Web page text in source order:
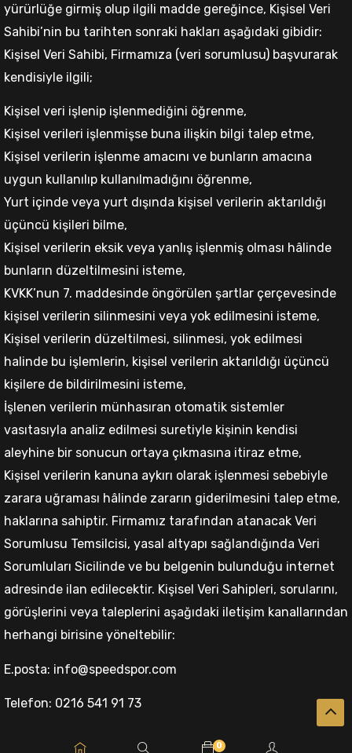
yürürlüğe girmiş olup ilgili madde gereğince, Kişisel Veri
Sahibi’nin bu tarihten sonraki hakları aşağıdaki gibidir:
Kişisel Veri Sahibi, Firmamıza (veri sorumlusu) başvurarak
kendisiyle ilgili;
Kişisel veri işlenip işlenmediğini öğrenme,
Kişisel verileri işlenmişse buna ilişkin bilgi talep etme,
Kişisel verilerin işlenme amacını ve bunların amacına
uygun kullanılıp kullanılmadığını öğrenme,
Yurt içinde veya yurt dışında kişisel verilerin aktarıldığı
üçüncü kişileri bilme,
Kişisel verilerin eksik veya yanlış işlenmiş olması hâlinde
bunların düzeltilmesini isteme,
KVKK’nun 7. maddesinde öngörülen şartlar çerçevesinde
kişisel verilerin silinmesini veya yok edilmesini isteme,
Kişisel verilerin düzeltilmesi, silinmesi, yok edilmesi
halinde bu işlemlerin, kişisel verilerin aktarıldığı üçüncü
kişilere de bildirilmesini isteme,
İşlenen verilerin münhasıran otomatik sistemler
vasıtasıyla analiz edilmesi suretiyle kişinin kendisi
aleyhine bir sonucun ortaya çıkmasına itiraz etme,
Kişisel verilerin kanuna aykırı olarak işlenmesi sebebiyle
zarara uğraması hâlinde zararın giderilmesini talep etme,
haklarına sahiptir. Firmamız tarafından atanacak Veri
Sorumlusu Temsilcisi, yasal altyapı sağlandığında Veri
Sorumluları Sicilinde ve bu belgenin bulunduğu internet
adresinde ilan edilecektir. Kişisel Veri Sahipleri, sorularını,
görüşlerini veya taleplerini aşağıdaki iletişim kanallarından
herhangi birisine yöneltebilir:
E.posta: info@speedspor.com
Telefon: 0216 541 91 73
0